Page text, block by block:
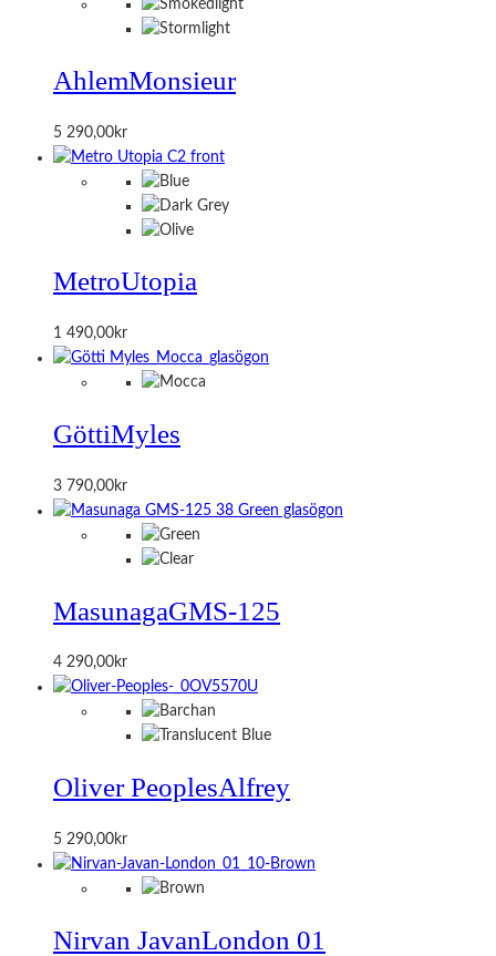
AhlemMonsieur
5 290,00kr
MetroUtopia
1 490,00kr
GöttiMyles
3 790,00kr
MasunagaGMS-125
4 290,00kr
Oliver PeoplesAlfrey
5 290,00kr
Nirvan JavanLondon 01